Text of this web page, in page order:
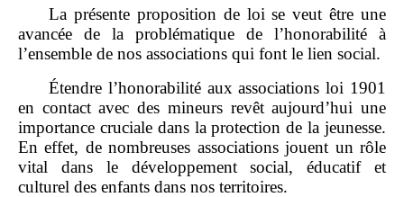
La présente proposition de loi se veut être une
avancée de la problématique de l’honorabilité à
l’ensemble de nos associations qui font le lien social.
Étendre l’honorabilité aux associations loi 1901
en contact avec des mineurs revêt aujourd’hui une
importance cruciale dans la protection de la jeunesse.
En effet, de nombreuses associations jouent un rôle
vital dans le développement social, éducatif et
culturel des enfants dans nos territoires.